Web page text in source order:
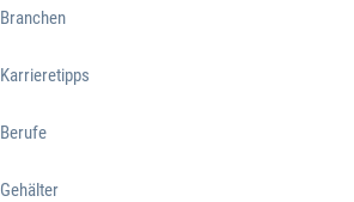
Branchen
Karrieretipps
Berufe
Gehälter